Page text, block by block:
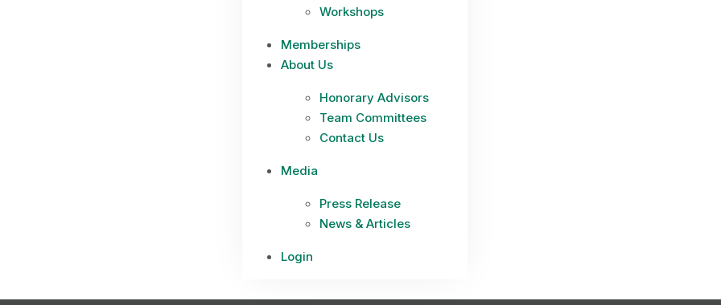
Workshops
Memberships
About Us
Honorary Advisors
Team Committees
Contact Us
Media
Press Release
News & Articles
Login